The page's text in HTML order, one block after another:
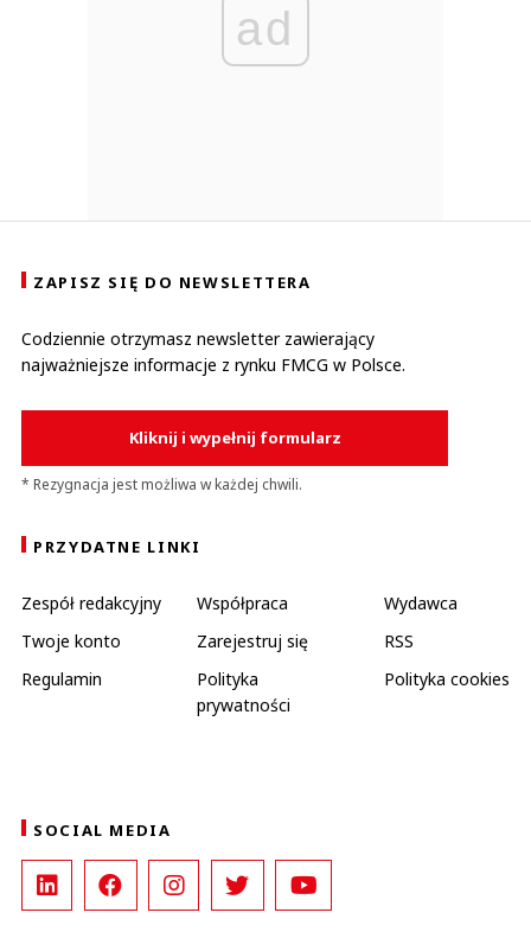
ad
ZAPISZ SIĘ DO NEWSLETTERA
Codziennie otrzymasz newsletter zawierający
najważniejsze informacje z rynku FMCG w Polsce.
Kliknij i wypełnij formularz
* Rezygnacja jest możliwa w każdej chwili.
PRZYDATNE LINKI
Zespół redakcyjny Współpraca
Wydawca
Twoje konto
Zarejestruj się
RSS
Regulamin
Polityka
prywatności
Polityka cookies
SOCIAL MEDIA